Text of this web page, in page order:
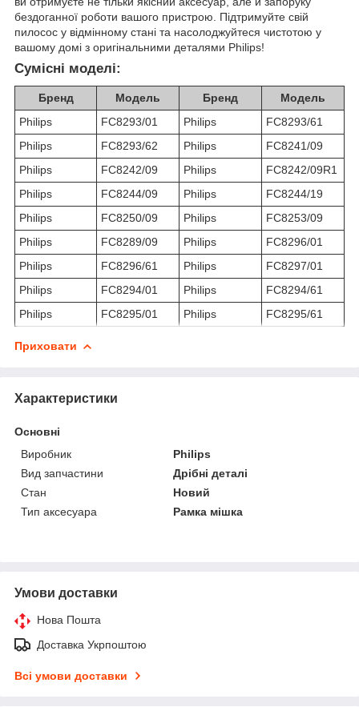
бездоганної роботи вашого пристрою. Підтримуйте свій
пилосос у відмінному стані та насолоджуйтеся чистотою у
вашому домі з оригінальними деталями Philips!
Сумісні моделі:
Бренд Модель Бренд
Модель
Philips
FC8293/01 Philips
FC8293/61
Philips
FC8293/62 Philips
FC8241/09
Philips
FC8242/09 Philips
FC8242/09R1
Philips
FC8244/09 Philips
FC8244/19
Philips
FC8250/09 Philips
FC8253/09
Philips
FC8289/09 Philips
FC8296/01
Philips
FC8296/61 Philips
FC8297/01
Philips
FC8294/01 Philips
FC8294/61
Philips
FC8295/01 Philips FC8295/61
Приховати
Характеристики
Основні
Виробник
Philips
Вид запчастини
Дрібні деталі
Стан
Новий
Тип аксесуара
Рамка мішка
Умови доставки
Нова Пошта
Доставка Укрпоштою
Всі умови доставки